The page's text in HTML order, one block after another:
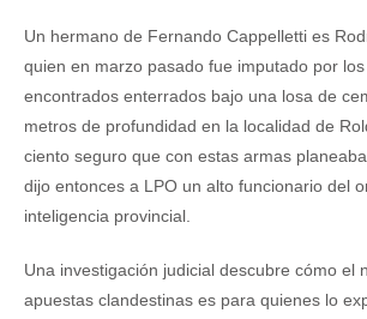
Un hermano de Fernando Cappelletti es
quien en marzo pasado fue imputado por
encontrados enterrados bajo una losa de
metros de profundidad en la localidad de
ciento seguro que con estas armas
dijo entonces a LPO un alto funcionario del
inteligencia provincial.
Una investigación judicial descubre cómo el
apuestas clandestinas es para quienes lo